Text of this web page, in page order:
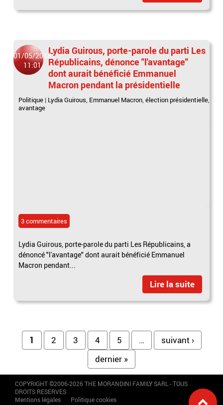
01/05/2018
11:01
Lydia Guirous, porte-parole du parti Les
Républicains, dénonce "l'avantage"
dont aurait bénéficié Emmanuel
Macron pendant la présidentielle
Politique | Lydia Guirous, Emmanuel Macron,élection présidentielle,
avantage
3 commentaires
Lydia Guirous, porte-parole du parti Les Républicains, a
dénoncé "l'avantage" dont aurait bénéficié Emmanuel
Macron pendant...
Lire la suite
Pages
1 2 3 4 5 …
suivant ›
dernier »
COPYRIGHT ©2006-2026 THE MORANDINI FAMILY SARL - TOUS
DROITS RESERVES
Mentions légales
Politique cookies